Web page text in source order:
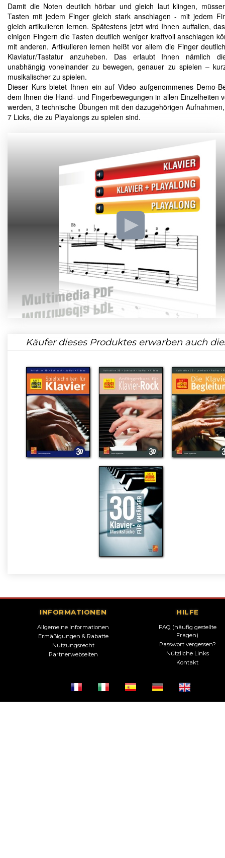
Damit die Noten deutlich hörbar und gleich laut klingen,
Tasten mit jedem Finger gleich stark anschlagen - mit jedem
gleich artikulieren lernen. Spätestens jetzt wird Ihnen auffallen,
einigen Fingern die Tasten deutlich weniger kraftvoll anschlagen
mit anderen. Artikulieren lernen heißt vor allem die Finger
Klaviatur/Tastatur anzuheben. Das erlaubt Ihnen nämlich
unabhängig voneinander zu bewegen, genauer zu spielen –
musikalischer zu spielen.
Dieser Kurs bietet Ihnen ein auf Video aufgenommenes Demo-
dem Ihnen die Hand- und Fingerbewegungen in allen Einzelheiten
werden, 3 technische Übungen mit den dazugehörigen
7 Licks, die zu Playalongs zu spielen sind.
Käufer dieses Produktes erwarben auch
INFORMATIONEN
Allgemeine Informationen
Ermäßigungen & Rabatte
Nutzungsrecht
Partnerwebseiten
HILFE
FAQ (häufig gestellte
Fragen)
Passwort vergessen?
Nützliche Links
Kontakt